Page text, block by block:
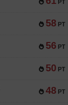
PT
58 PT
56 PT
50 PT
48 PT